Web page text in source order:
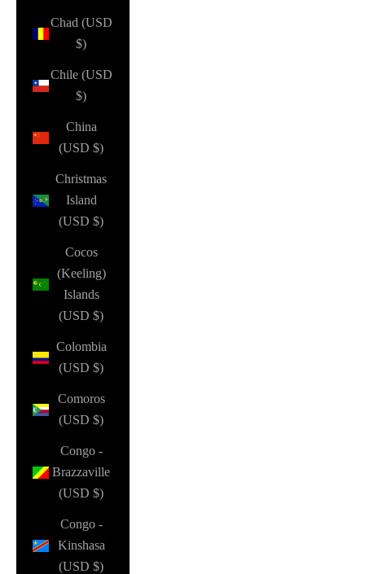
Chad (USD
$)
Chile (USD
$)
China
(USD $)
Christmas
Island
(USD $)
Cocos
(Keeling)
Islands
(USD $)
Colombia
(USD $)
Comoros
(USD $)
Congo -
Brazzaville
(USD $)
Congo -
Kinshasa
(USD $)